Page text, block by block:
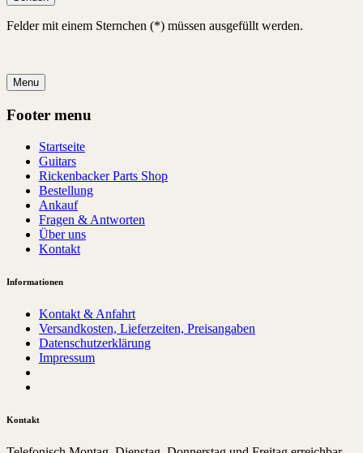
Felder mit einem Sternchen (*) müssen ausgefüllt werden.
Menu
Footer menu
Startseite
Guitars
Rickenbacker Parts Shop
Bestellung
Ankauf
Fragen & Antworten
Über uns
Kontakt
Informationen
Kontakt & Anfahrt
Versandkosten, Lieferzeiten, Preisangaben
Datenschutzerklärung
Impressum
Kontakt